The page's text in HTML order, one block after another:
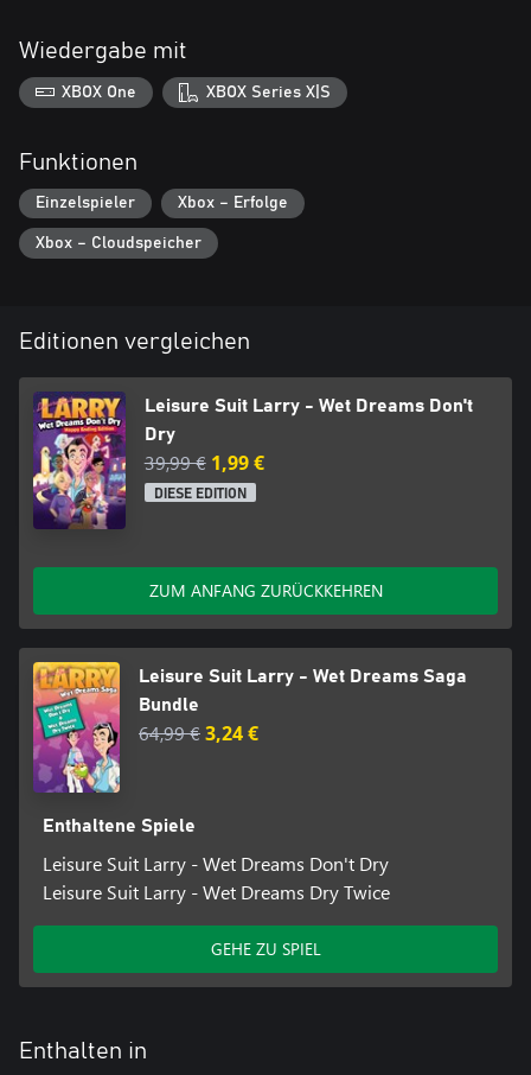
Wiedergabe mit
XBOX One XBOX Series X|S
Funktionen
Einzelspieler Xbox – Erfolge
Xbox – Cloudspeicher
Editionen vergleichen
Leisure Suit Larry - Wet Dreams Don't
Dry
39,99 € 1,99 €
DIESE EDITION
ZUM ANFANG ZURÜCKKEHREN
Leisure Suit Larry - Wet Dreams Saga
Bundle
64,99 €3,24 €
Enthaltene Spiele
Leisure Suit Larry - Wet Dreams Don't Dry
Leisure Suit Larry - Wet Dreams Dry Twice
GEHE ZU SPIEL
Enthalten in